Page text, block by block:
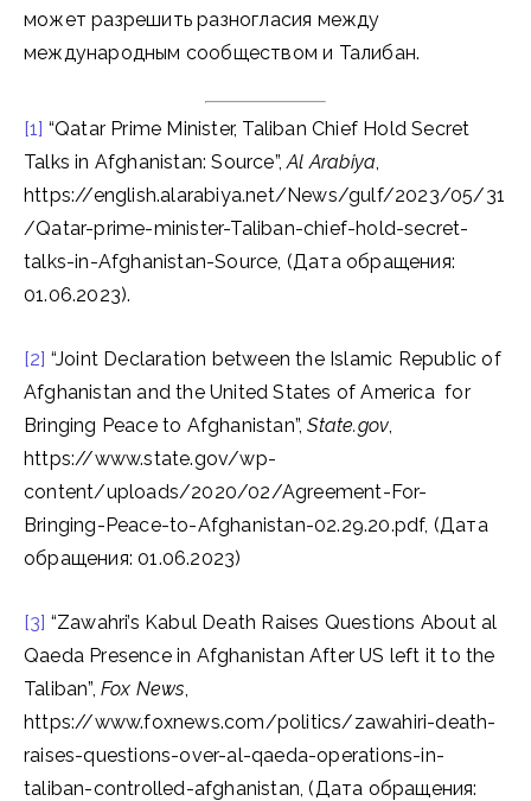
может разрешить разногласия между
международным сообществом и Талибан.
[1] “Qatar Prime Minister, Taliban Chief Hold Secret
Talks in Afghanistan: Source”,Al Arabiya,
https://english.alarabiya.net/News/gulf/2023/05/31
/Qatar-prime-minister-Taliban-chief-hold-secret-
talks-in-Afghanistan-Source, (Дата обращения:
01.06.2023).
[2] “Joint Declaration between the Islamic Republic of
Afghanistan and the United States of America for
Bringing Peace to Afghanistan”,State.gov,
https://www.state.gov/wp-
content/uploads/2020/02/Agreement-For-
Bringing-Peace-to-Afghanistan-02.29.20.pdf, (Дата
обращения: 01.06.2023)
[3] “Zawahri’s Kabul Death Raises Questions About al
Qaeda Presence in Afghanistan After US left it to the
Taliban”, Fox News,
https://www.foxnews.com/politics/zawahiri-death-
raises-questions-over-al-qaeda-operations-in-
taliban-controlled-afghanistan, (Дата обращения: